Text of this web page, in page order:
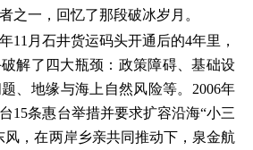
之一，回忆了那段破冰岁月。
11月石井货运码头开通后的4年里，
解了四大瓶颈：政策障碍、基础设
、地缘与海上自然风险等。2006年
15条惠台举措并要求扩容沿海“小三
风，在两岸乡亲共同推动下，泉金航